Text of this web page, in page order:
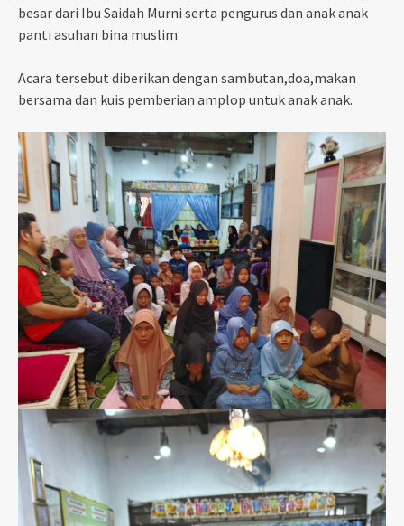
besar dari Ibu Saidah Murni serta pengurus dan anak anak
panti asuhan bina muslim
Acara tersebut diberikan dengan sambutan,doa,makan
bersama dan kuis pemberian amplop untuk anak anak.